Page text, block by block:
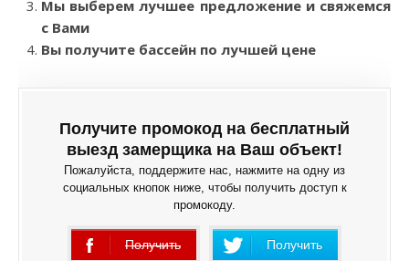
Мы выберем лучшее предложение и свяжемся
с Вами
Вы получите бассейн по лучшей цене
Получите промокод на бесплатный
выезд замерщика на Ваш объект!
Пожалуйста, поддержите нас, нажмите на одну из
социальных кнопок ниже, чтобы получить доступ к
промокоду.
Получить
ошибка Получить